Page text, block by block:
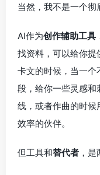
当然，我不是一个彻
AI作为创作辅助工具
找资料，可以给你
卡文的时候，当一个
段，给你一些灵感和
线，或者作曲的时
效率的伙伴。
但工具和替代者 ，是